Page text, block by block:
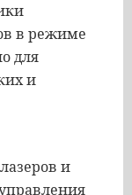
в режиме
для
и
и